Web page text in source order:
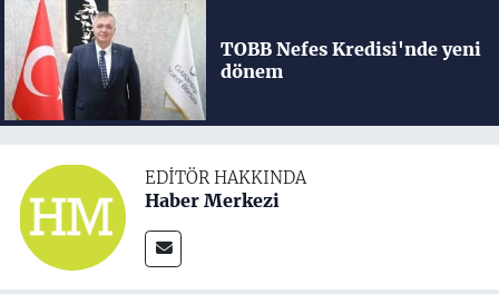
TOBB Nefes Kredisi'nde yeni
dönem
EDITÖR HAKKINDA
Haber Merkezi